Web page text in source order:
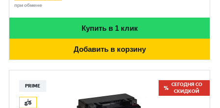
при обмене
Купить в 1 клик
Добавить в корзину
PRIME
СЕГОДНЯ СО
СКИДКОЙ